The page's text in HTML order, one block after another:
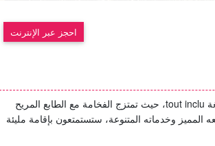
احجز عبر الإنترنت
tout inclu، حيث تمتزج الفخامة مع الطابع المريح
وخدماته المتنوعة، ستستمتعون بإقامة مليئة